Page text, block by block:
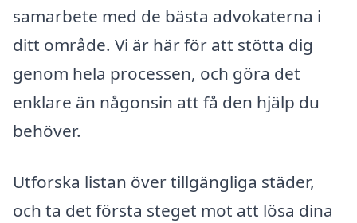
samarbete med de bästa advokaterna i
ditt område. Vi är här för att stötta dig
genom hela processen, och göra det
enklare än någonsin att få den hjälp du
behöver.
Utforska listan över tillgängliga städer,
och ta det första steget mot att lösa dina